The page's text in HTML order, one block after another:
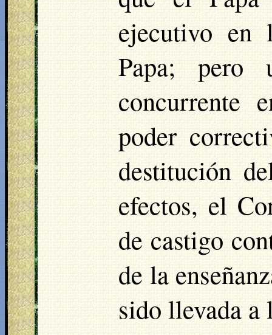
ejecutivo en
Papa; pero
concurrente
poder
destitución
efectos, el
de castigo
de la
sido llevada